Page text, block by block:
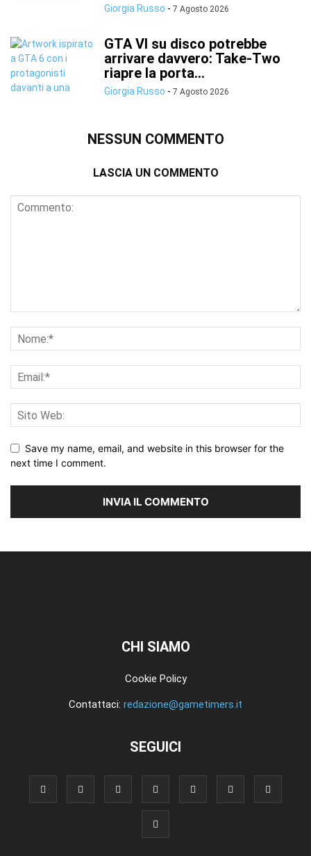
Giorgia Russo - 7 Agosto 2026
GTA VI su disco potrebbe
arrivare davvero: Take-Two
riapre la porta...
Giorgia Russo - 7 Agosto 2026
NESSUN COMMENTO
LASCIA UN COMMENTO
Save my name, email, and website in this browser for the
next time I comment.
CHI SIAMO
Cookie Policy
Contattaci: redazione@gametimers.it
SEGUICI